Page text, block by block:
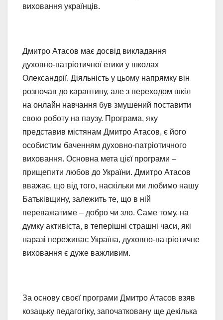
виховання українців.
Дмитро Атасов має досвід викладання
духовно-патріотичної етики у школах
Олександрії. Діяльність у цьому напрямку він
розпочав до карантину, але з переходом шкіл
на онлайн навчання був змушений поставити
свою роботу на паузу. Програма, яку
представив містянам Дмитро Атасов, є його
особистим баченням духовно-патріотичного
виховання. Основна мета цієї програми –
прищепити любов до України. Дмитро Атасов
вважає, що від того, наскільки ми любимо нашу
Батьківщину, залежить те, що в ній
переважатиме – добро чи зло. Саме тому, на
думку активіста, в теперішні страшні часи, які
наразі переживає Україна, духовно-патріотичне
виховання є дуже важливим.
За основу своєї програми Дмитро Атасов взяв
козацьку педагогіку, започатковану ще декілька